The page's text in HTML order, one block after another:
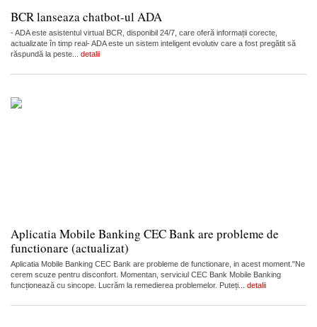
BCR lanseaza chatbot-ul ADA
- ADA este asistentul virtual BCR, disponibil 24/7, care oferă informații corecte,
actualizate în timp real- ADA este un sistem inteligent evolutiv care a fost pregătit să
răspundă la peste... detalii
Aplicatia Mobile Banking CEC Bank are probleme de
functionare (actualizat)
Aplicatia Mobile Banking CEC Bank are probleme de functionare, in acest moment."Ne
cerem scuze pentru disconfort. Momentan, serviciul CEC Bank Mobile Banking
funcționează cu sincope. Lucrăm la remedierea problemelor. Puteți... detalii